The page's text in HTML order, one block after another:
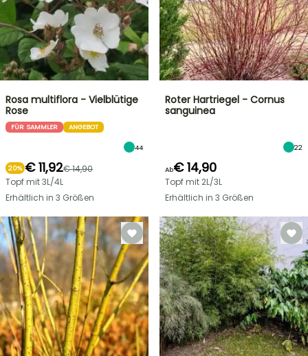
Rosa multiflora - Vielblütige
Rose
FÜR SAMMLER ANGEBOT
44
20% € 11,92€ 14,90
Topf mit 3L/4L
Erhältlich in 3 Größen
Roter Hartriegel - Cornus
sanguinea
22
Ab€ 14,90
Topf mit 2L/3L
Erhältlich in 3 Größen